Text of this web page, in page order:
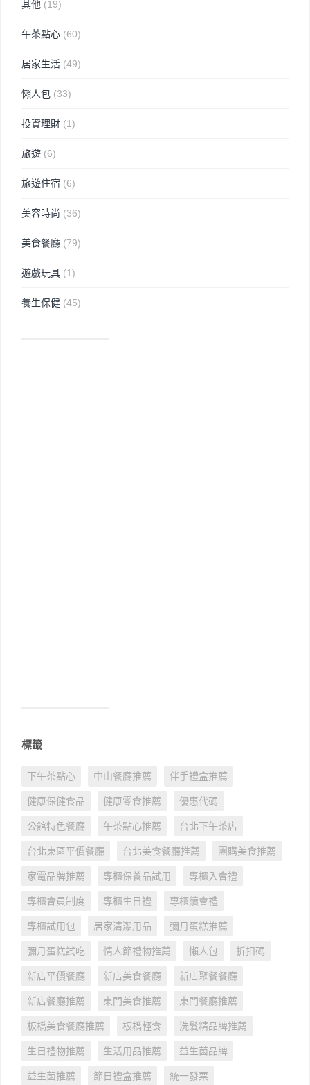
其他 (19)
午茶點心 (60)
居家生活 (49)
懶人包 (33)
投資理財 (1)
旅遊 (6)
旅遊住宿 (6)
美容時尚 (36)
美食餐廳 (79)
遊戲玩具 (1)
養生保健 (45)
標籤
下午茶點心 中山餐廳推薦 伴手禮盒推薦
健康保健食品 健康零食推薦 優惠代碼
公館特色餐廳 午茶點心推薦 台北下午茶店
台北東區平價餐廳 台北美食餐廳推薦 團購美食推薦
家電品牌推薦 專櫃保養品試用 專櫃入會禮
專櫃會員制度 專櫃生日禮 專櫃續會禮
專櫃試用包 居家清潔用品 彌月蛋糕推薦
彌月蛋糕試吃 情人節禮物推薦 懶人包 折扣碼
新店平價餐廳 新店美食餐廳 新店聚餐餐廳
新店餐廳推薦 東門美食推薦 東門餐廳推薦
板橋美食餐廳推薦 板橋輕食 洗髮精品牌推薦
生日禮物推薦 生活用品推薦 益生菌品牌
益生菌推薦 節日禮盒推薦 統一發票